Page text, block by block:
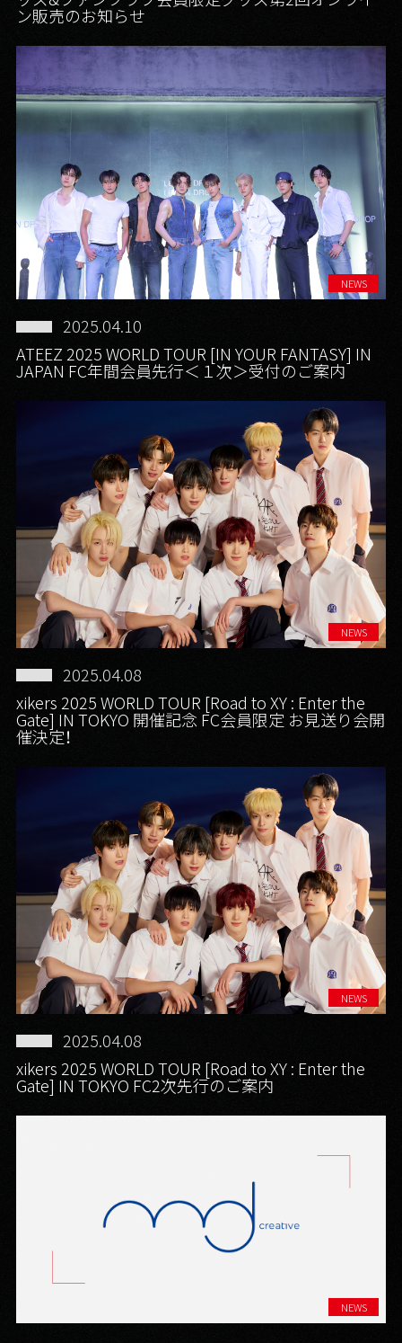
ン販売のお知らせ
NEWS
2025.04.10
ATEEZ 2025 WORLD TOUR [IN YOUR FANTASY] IN
JAPAN FC年間会員先行＜１次＞受付のご案内
NEWS
2025.04.08
xikers 2025 WORLD TOUR [Road to XY : Enter the
Gate] IN TOKYO 開催記念 FC会員限定 お見送り会開
催決定！
NEWS
2025.04.08
xikers 2025 WORLD TOUR [Road to XY : Enter the
Gate] IN TOKYO FC2次先行のご案内
NEWS